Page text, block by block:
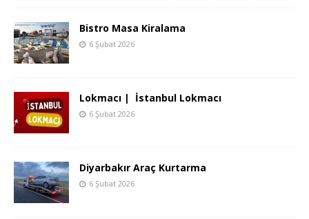
Bistro Masa Kiralama
6 Şubat 2026
Lokmacı | İstanbul Lokmacı
6 Şubat 2026
Diyarbakır Araç Kurtarma
6 Şubat 2026